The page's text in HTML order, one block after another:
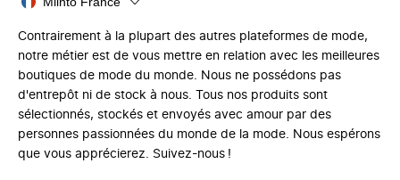
Contrairement à la plupart des autres plateformes de mode,
notre métier est de vous mettre en relation avec les meilleures
boutiques de mode du monde. Nous ne possédons pas
d'entrepôt ni de stock à nous. Tous nos produits sont
sélectionnés, stockés et envoyés avec amour par des
personnes passionnées du monde de la mode. Nous espérons
que vous apprécierez. Suivez-nous !